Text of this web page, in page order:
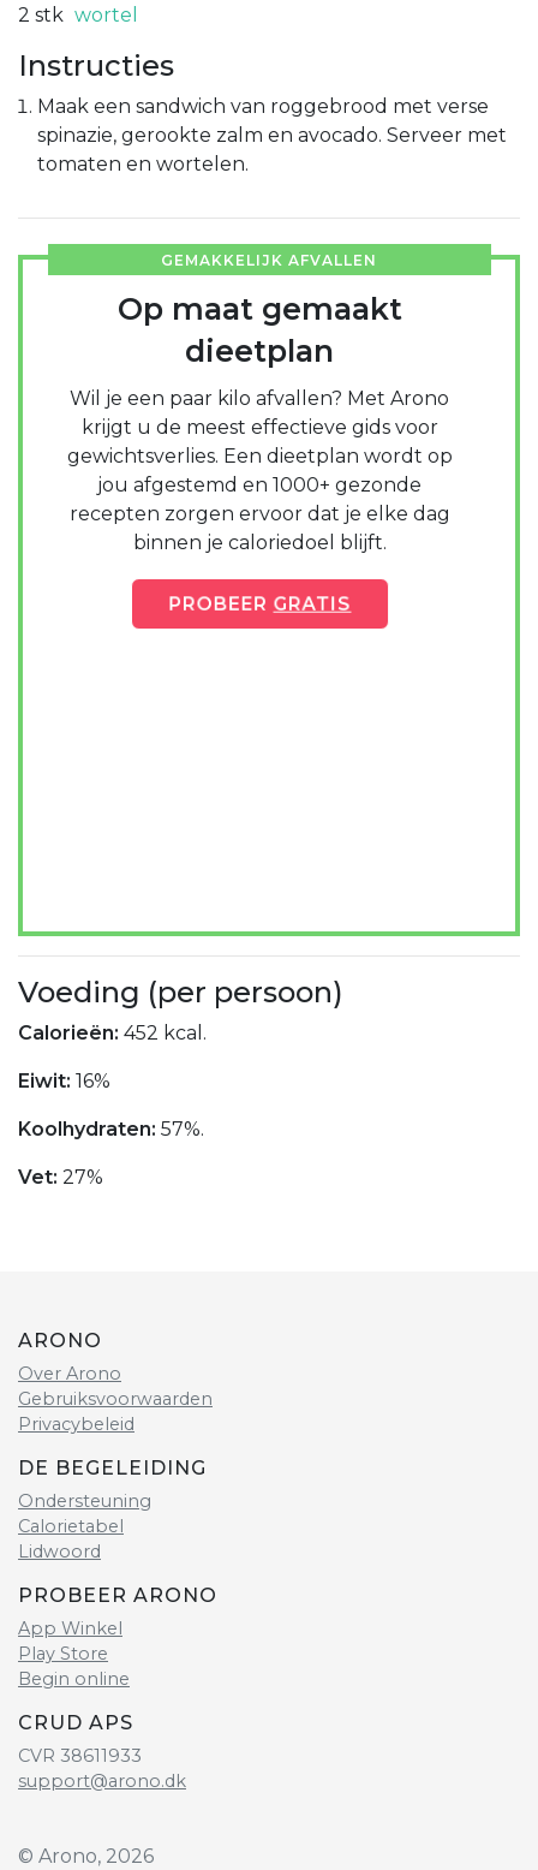
2 stk wortel
Instructies
Maak een sandwich van roggebrood met verse
spinazie, gerookte zalm en avocado. Serveer met
tomaten en wortelen.
GEMAKKELIJK AFVALLEN
Op maat gemaakt
dieetplan
Wil je een paar kilo afvallen? Met Arono
krijgt u de meest effectieve gids voor
gewichtsverlies. Een dieetplan wordt op
jou afgestemd en 1000+ gezonde
recepten zorgen ervoor dat je elke dag
binnen je caloriedoel blijft.
PROBEER GRATIS
Voeding (per persoon)
Calorieën: 452 kcal.
Eiwit: 16%
Koolhydraten: 57%.
Vet: 27%
ARONO
Over Arono
Gebruiksvoorwaarden
Privacybeleid
DE BEGELEIDING
Ondersteuning
Calorietabel
Lidwoord
PROBEER ARONO
App Winkel
Play Store
Begin online
CRUD APS
CVR 38611933
support@arono.dk
© Arono, 2026